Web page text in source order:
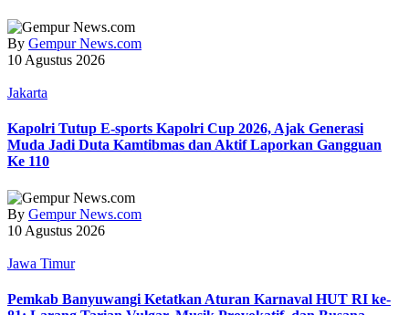
By Gempur News.com
10 Agustus 2026
Jakarta
Kapolri Tutup E-sports Kapolri Cup 2026, Ajak Generasi
Muda Jadi Duta Kamtibmas dan Aktif Laporkan Gangguan
Ke 110
By Gempur News.com
10 Agustus 2026
Jawa Timur
Pemkab Banyuwangi Ketatkan Aturan Karnaval HUT RI ke-